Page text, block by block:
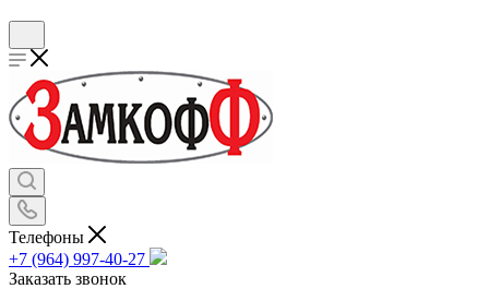
Телефоны
+7 (964) 997-40-27
Заказать звонок